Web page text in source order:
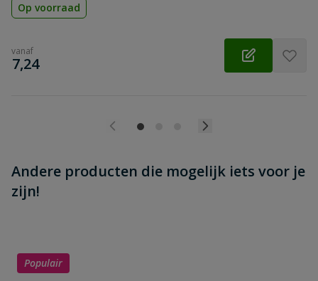
Op voorraad
vanaf
€
7,24
Andere producten die mogelijk iets voor je
zijn!
Populair